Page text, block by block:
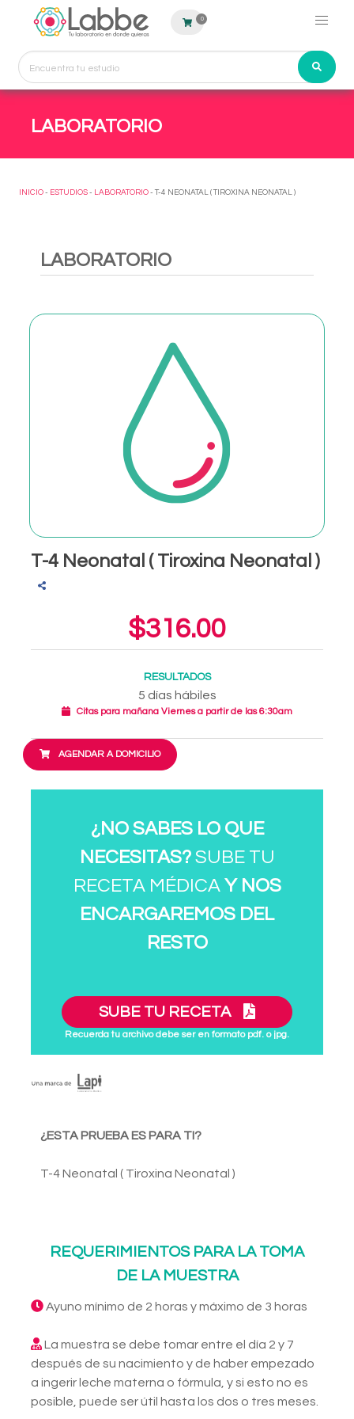
0
LABORATORIO
INICIO - ESTUDIOS - LABORATORIO - T-4 NEONATAL ( TIROXINA NEONATAL )
LABORATORIO
T-4 Neonatal ( Tiroxina Neonatal )
$316.00
RESULTADOS
5 días hábiles
Citas para mañana Viernes a partir de las 6:30am
AGENDAR A DOMICILIO
¿NO SABES LO QUE
NECESITAS?SUBE TU
RECETA MÉDICA Y NOS
ENCARGAREMOS DEL
RESTO
SUBE TU RECETA
Recuerda tu archivo debe ser en formato pdf. o jpg.
¿ESTA PRUEBA ES PARA TI?
T-4 Neonatal ( Tiroxina Neonatal )
REQUERIMIENTOS PARA LA TOMA
DE LA MUESTRA
Ayuno mínimo de 2 horas y máximo de 3 horas
La muestra se debe tomar entre el día 2 y 7
después de su nacimiento y de haber empezado
a ingerir leche materna o fórmula, y si esto no es
posible, puede ser útil hasta los dos o tres meses.